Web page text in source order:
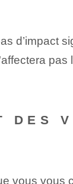
d’impact
pas
DES
vous vous